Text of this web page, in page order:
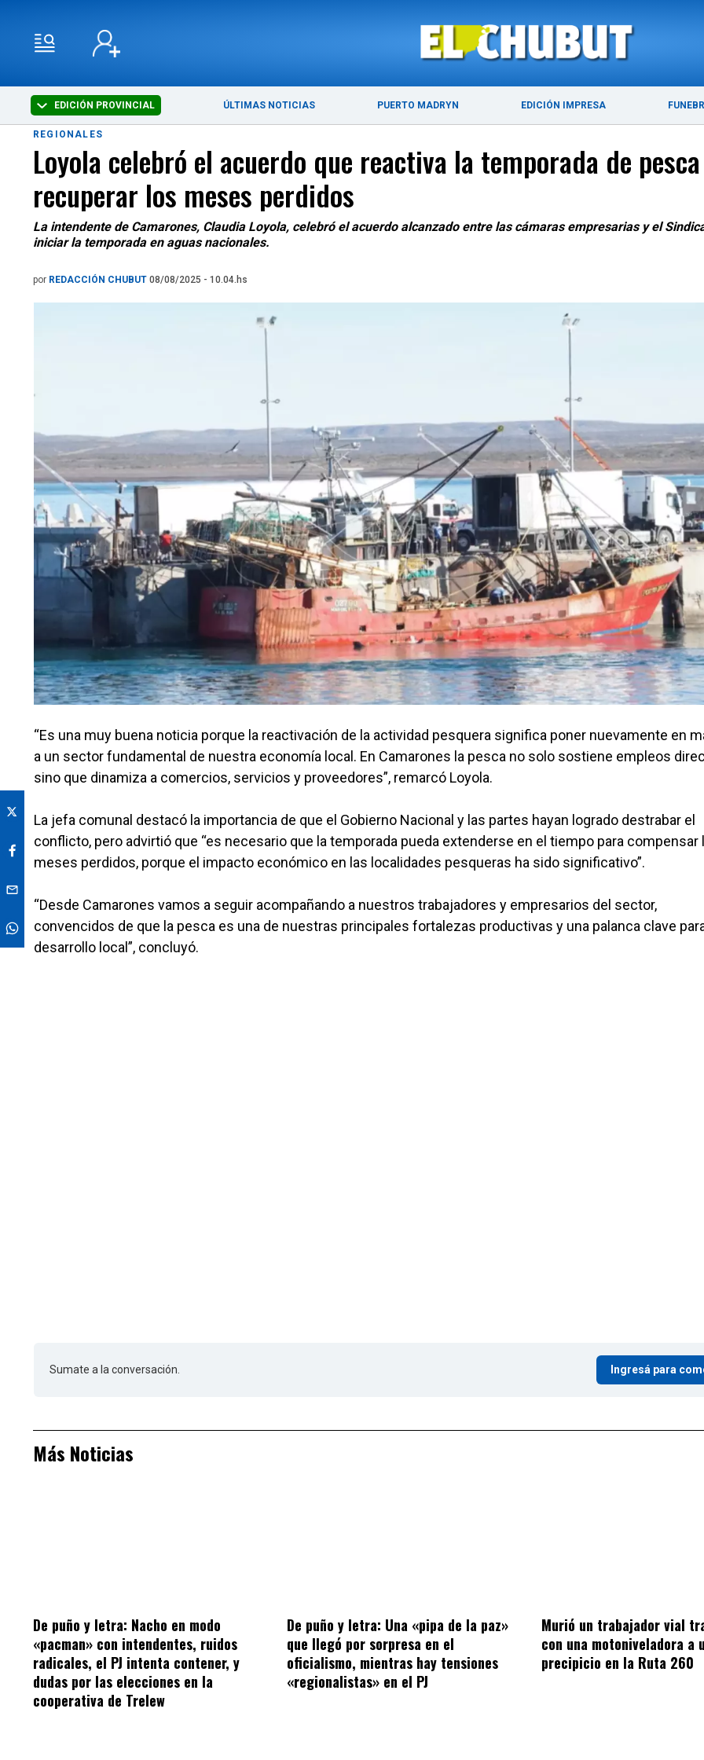
EDICIÓN PROVINCIAL ÚLTIMAS NOTICIAS PUERTO MADRYN EDICIÓN IMPRESA
ÚLTIMAS NOTICIAS PUERTO MADRYN
REGIONALES
Loyola celebró el acuerdo que reactiva la temporada de
recuperar los meses perdidos
La intendente de Camarones, Claudia Loyola, celebró el acuerdo alcanzado entre las cámaras empresarias y el
iniciar la temporada en aguas nacionales.
por REDACCIÓN CHUBUT 08/08/2025 - 10.04.hs
“Es una muy buena noticia porque la reactivación de la actividad pesquera significa poner nuevamente en
a un sector fundamental de nuestra economía local. En Camarones la pesca no solo sostiene empleos
sino que dinamiza a comercios, servicios y proveedores”, remarcó Loyola.
La jefa comunal destacó la importancia de que el Gobierno Nacional y las partes hayan logrado destrabar el
conflicto, pero advirtió que “es necesario que la temporada pueda extenderse en el tiempo para compensar
meses perdidos, porque el impacto económico en las localidades pesqueras ha sido significativo”.
“Desde Camarones vamos a seguir acompañando a nuestros trabajadores y empresarios del sector,
convencidos de que la pesca es una de nuestras principales fortalezas productivas y una palanca clave
desarrollo local”, concluyó.
Sumate a la conversación. Ingresá para
Más Noticias
De puño y letra: Nacho en modo
«pacman» con intendentes, ruidos
radicales, el PJ intenta contener, y
dudas por las elecciones en la
cooperativa de Trelew
De puño y letra: Una «pipa de la paz»
que llegó por sorpresa en el
oficialismo, mientras hay tensiones
«regionalistas» en el PJ
Murió un trabajador vial
con una motoniveladora a
precipicio en la Ruta 260